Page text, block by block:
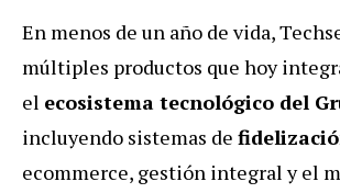
En menos de un año de vida,
múltiples productos que hoy
el ecosistema tecnológico del
incluyendo sistemas de
ecommerce, gestión integral y el